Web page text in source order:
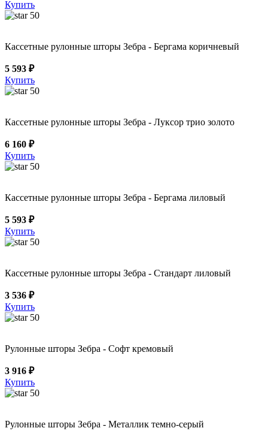
Купить
50
Кассетные рулонные шторы Зебра - Бергама коричневый
5 593 ₽
Купить
50
Кассетные рулонные шторы Зебра - Луксор трио золото
6 160 ₽
Купить
50
Кассетные рулонные шторы Зебра - Бергама лиловый
5 593 ₽
Купить
50
Кассетные рулонные шторы Зебра - Стандарт лиловый
3 536 ₽
Купить
50
Рулонные шторы Зебра - Софт кремовый
3 916 ₽
Купить
50
Рулонные шторы Зебра - Металлик темно-серый